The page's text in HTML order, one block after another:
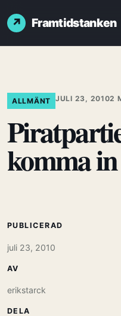
Framtidstanken
ALLMÄNT JULI 23, 20102
komma
PUBLICERAD
juli 23, 2010
AV
erikstarck
DELA